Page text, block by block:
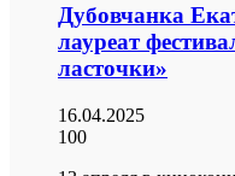
Дубовчанка
лауреат
ласточки»
16.04.2025
100